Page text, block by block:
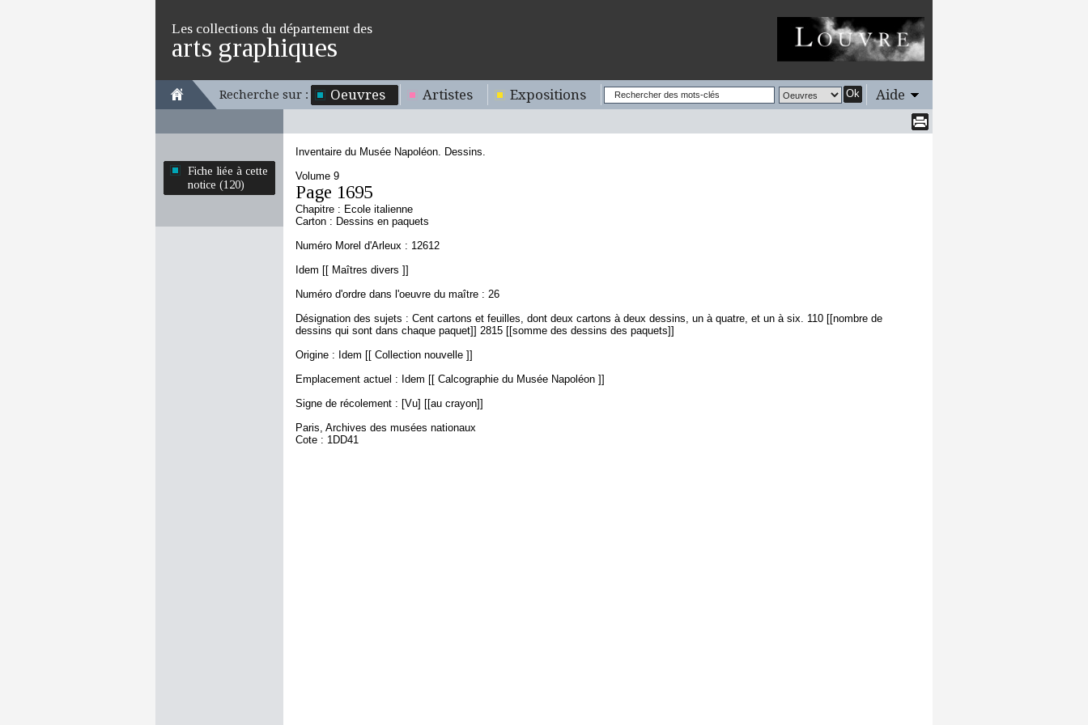
Les collections du département des
arts graphiques
Recherche sur : Oeuvres Artistes Expositions Ok Aide
Fiche liée à cette
notice (120)
Inventaire du Musée Napoléon. Dessins.
Volume 9
Page 1695
Chapitre : Ecole italienne
Carton : Dessins en paquets
Numéro Morel d'Arleux : 12612
Idem [[ Maîtres divers ]]
Numéro d'ordre dans l'oeuvre du maître : 26
Désignation des sujets : Cent cartons et feuilles, dont deux cartons à deux dessins, un à quatre, et un à six. 110 [[nombre de
dessins qui sont dans chaque paquet]] 2815 [[somme des dessins des paquets]]
Origine : Idem [[ Collection nouvelle ]]
Emplacement actuel : Idem [[ Calcographie du Musée Napoléon ]]
Signe de récolement : [Vu] [[au crayon]]
Paris, Archives des musées nationaux
Cote : 1DD41